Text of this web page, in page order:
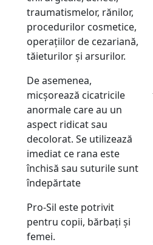
traumatismelor, rănilor,
procedurilor cosmetice,
operațiilor de cezariană,
tăieturilor și arsurilor.
De asemenea,
micșorează cicatricile
anormale care au un
aspect ridicat sau
decolorat. Se utilizează
imediat ce rana este
închisă sau suturile sunt
îndepărtate
Pro-Sil este potrivit
pentru copii, bărbați și
femei.